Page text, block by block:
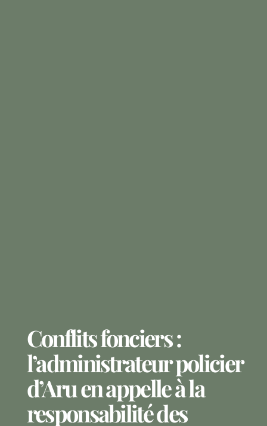
Conflits fonciers :
l’administrateur policier
d’Aru en appelle à la
responsabilité des